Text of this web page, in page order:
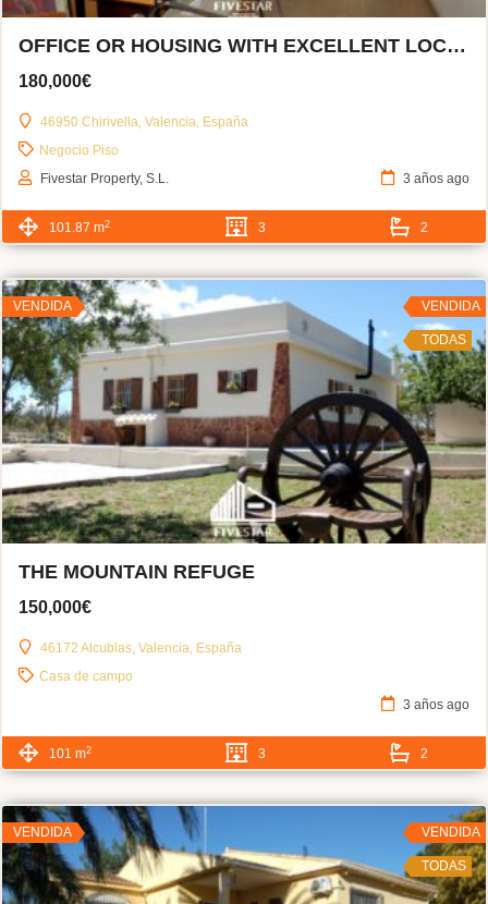
OFFICE OR HOUSING WITH EXCELLENT LOCATION
180,000€
46950 Chirivella, Valencia, España
Negocio Piso
Fivestar Property, S.L.
3 años ago
101.87 m2 3 2
VENDIDA VENDIDA
TODAS
THE MOUNTAIN REFUGE
150,000€
46172 Alcublas, Valencia, España
Casa de campo
3 años ago
101 m2 3 2
VENDIDA VENDIDA
TODAS